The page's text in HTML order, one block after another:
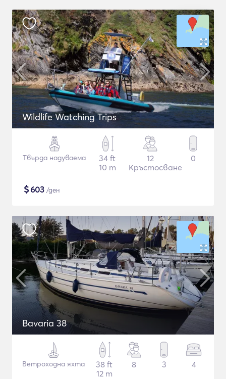
Wildlife Watching Trips
Твърда надуваема
34 ft
10 m
12
Кръстосване
0
$603 /ден
Bavaria 38
Ветроходна яхта
38 ft
12 m
8 3 4